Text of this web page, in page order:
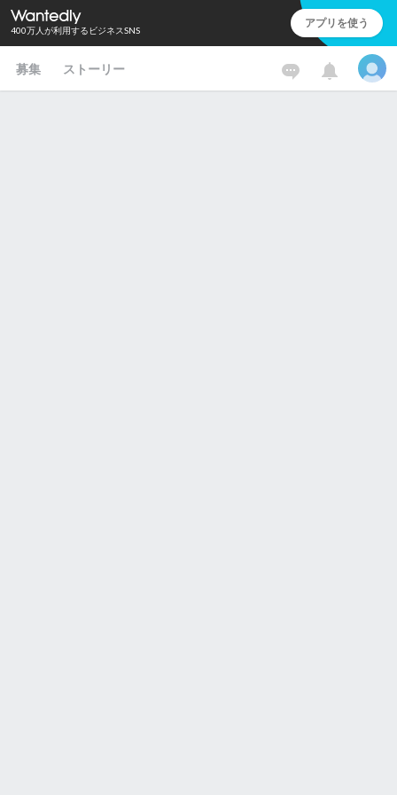
400万人が利用するビジネスSNS アプリを使う
募集 ストーリー